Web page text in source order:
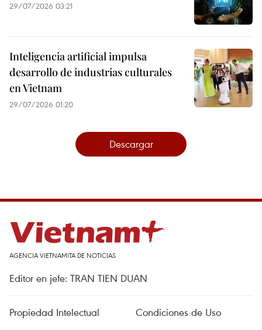
29/07/2026 03:21
Inteligencia artificial impulsa
desarrollo de industrias culturales
en Vietnam
29/07/2026 01:20
Descargar
AGENCIA VIETNAMITA DE NOTICIAS
Editor en jefe: TRAN TIEN DUAN
Propiedad Intelectual
Condiciones de Uso